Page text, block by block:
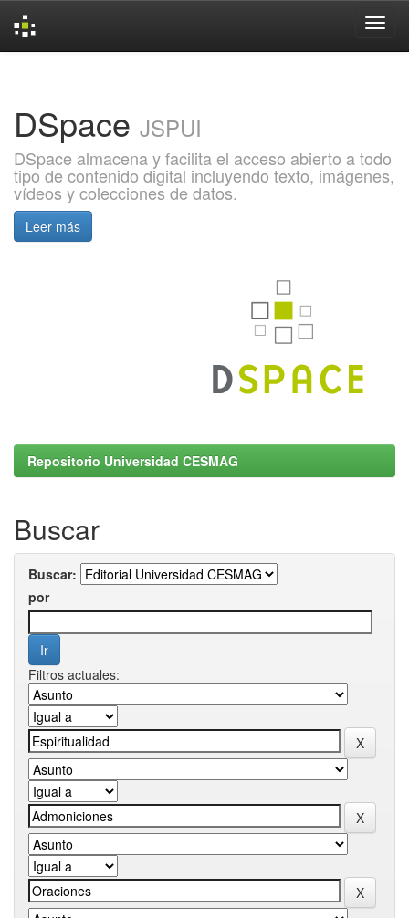
DSpace JSPUI
DSpace almacena y facilita el acceso abierto a todo
tipo de contenido digital incluyendo texto, imágenes,
vídeos y colecciones de datos.
Leer más
Repositorio Universidad CESMAG
Buscar
Buscar:
por
Filtros actuales: